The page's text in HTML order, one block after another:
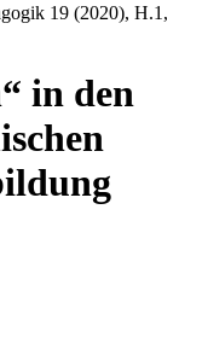
19 (2020), H.1,
in den